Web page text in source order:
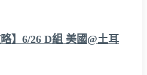
】6/26 D組 美國@土耳